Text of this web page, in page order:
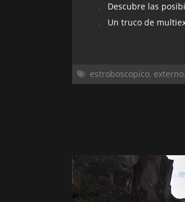
Descubre las
Un truco de
estroboscopico, externo,